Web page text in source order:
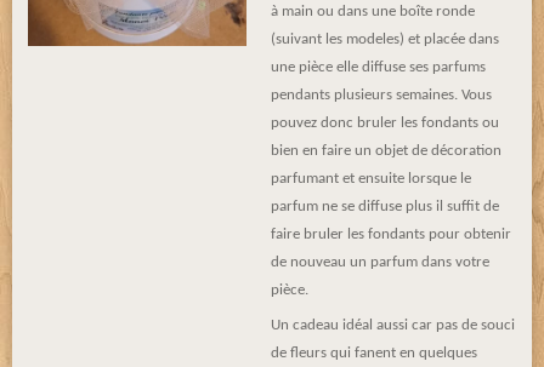
à main ou dans une boîte ronde
(suivant les modeles) et placée dans
une pièce elle diffuse ses parfums
pendants plusieurs semaines. Vous
pouvez donc bruler les fondants ou
bien en faire un objet de décoration
parfumant et ensuite lorsque le
parfum ne se diffuse plus il suffit de
faire bruler les fondants pour obtenir
de nouveau un parfum dans votre
pièce.
Un cadeau idéal aussi car pas de souci
de fleurs qui fanent en quelques